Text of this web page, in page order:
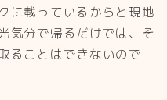
に載っているからと現地
気分で帰るだけでは、そ
ることはできないので